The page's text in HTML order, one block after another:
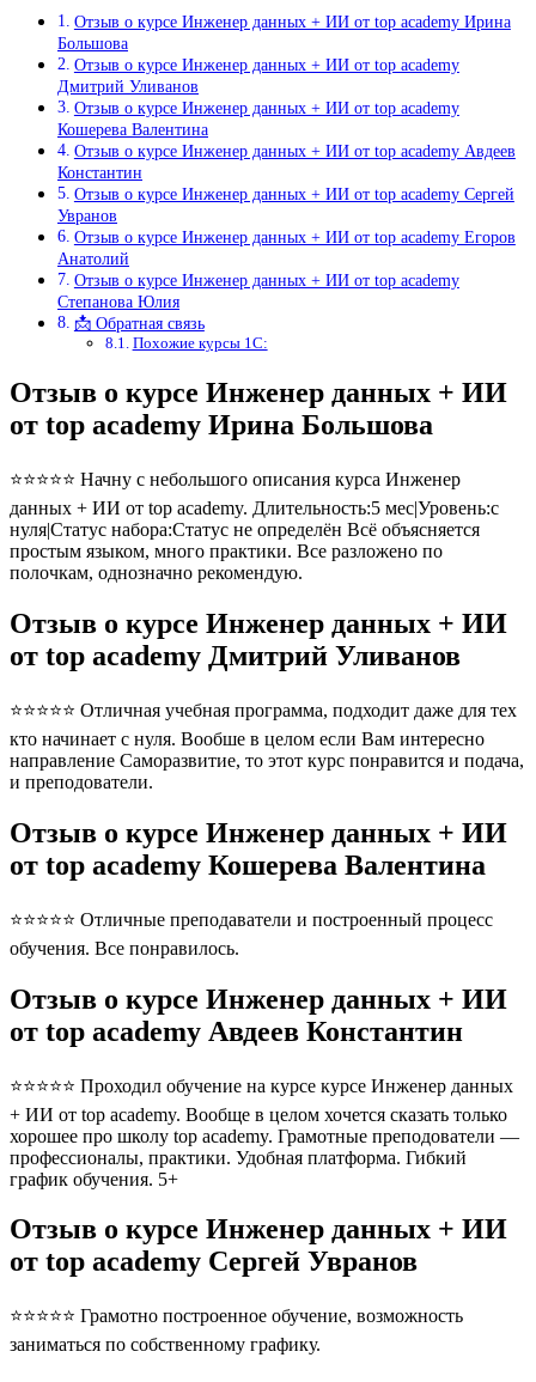
Отзыв о курсе Инженер данных + ИИ от top academy Ирина
Большова
Отзыв о курсе Инженер данных + ИИ от top academy
Дмитрий Уливанов
Отзыв о курсе Инженер данных + ИИ от top academy
Кошерева Валентина
Отзыв о курсе Инженер данных + ИИ от top academy Авдеев
Константин
Отзыв о курсе Инженер данных + ИИ от top academy Сергей
Увранов
Отзыв о курсе Инженер данных + ИИ от top academy Егоров
Анатолий
Отзыв о курсе Инженер данных + ИИ от top academy
Степанова Юлия
📩 Обратная связь
Похожие курсы 1С:
Отзыв о курсе Инженер данных + ИИ
от top academy Ирина Большова
⭐⭐⭐⭐⭐ Начну с небольшого описания курса Инженер
данных + ИИ от top academy. Длительность:5 мес|Уровень:с
нуля|Статус набора:Статус не определён Всё объясняется
простым языком, много практики. Все разложено по
полочкам, однозначно рекомендую.
Отзыв о курсе Инженер данных + ИИ
от top academy Дмитрий Уливанов
⭐⭐⭐⭐⭐ Отличная учебная программа, подходит даже для тех
кто начинает с нуля. Вообше в целом если Вам интересно
направление Саморазвитие, то этот курс понравится и подача,
и преподователи.
Отзыв о курсе Инженер данных + ИИ
от top academy Кошерева Валентина
⭐⭐⭐⭐⭐ Отличные преподаватели и построенный процесс
обучения. Все понравилось.
Отзыв о курсе Инженер данных + ИИ
от top academy Авдеев Константин
⭐⭐⭐⭐⭐ Проходил обучение на курсе курсе Инженер данных
+ ИИ от top academy. Вообще в целом хочется сказать только
хорошее про школу top academy. Грамотные преподователи —
профессионалы, практики. Удобная платформа. Гибкий
график обучения. 5+
Отзыв о курсе Инженер данных + ИИ
от top academy Сергей Увранов
⭐⭐⭐⭐⭐ Грамотно построенное обучение, возможность
заниматься по собственному графику.